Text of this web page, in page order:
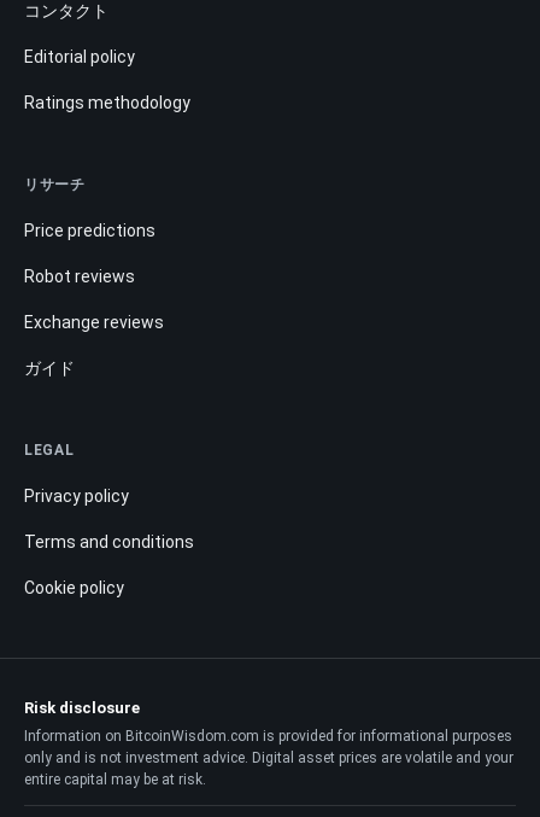
コンタクト
Editorial policy
Ratings methodology
リサーチ
Price predictions
Robot reviews
Exchange reviews
ガイド
LEGAL
Privacy policy
Terms and conditions
Cookie policy
Risk disclosure
Information on BitcoinWisdom.com is provided for informational purposes
only and is not investment advice. Digital asset prices are volatile and your
entire capital may be at risk.